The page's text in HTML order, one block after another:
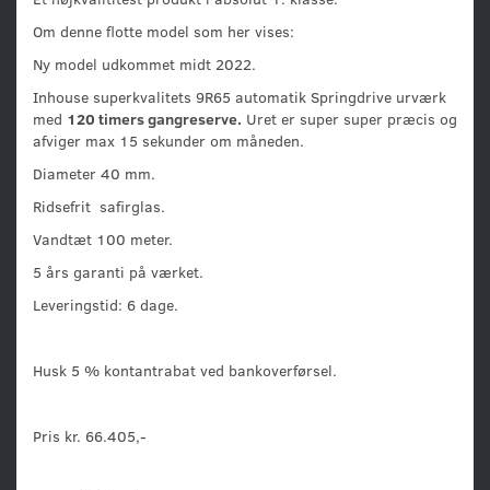
Om denne flotte model som her vises:
Ny model udkommet midt 2022.
Inhouse superkvalitets 9R65 automatik Springdrive urværk
med 120 timers gangreserve. Uret er super super præcis og
afviger max 15 sekunder om måneden.
Diameter 40 mm.
Ridsefrit safirglas.
Vandtæt 100 meter.
5 års garanti på værket.
Leveringstid: 6 dage.
Husk 5 % kontantrabat ved bankoverførsel.
Pris kr. 66.405,-